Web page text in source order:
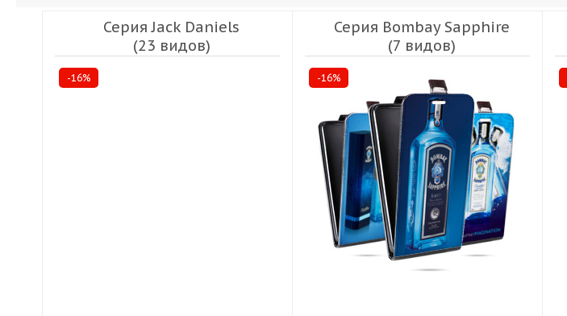
Серия Jack Daniels
(23 видов)
-16%
Серия Bombay Sapphire
(7 видов)
-16%